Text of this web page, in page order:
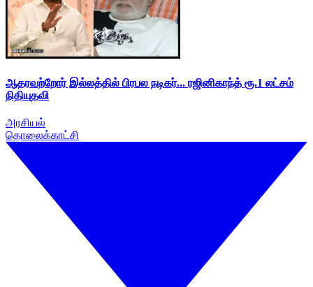
ஆதரவற்றோர் இல்லத்தில் பிரபல நடிகர்... ரஜினிகாந்த் ரூ.1 லட்சம்
நிதியுதவி
அரசியல்
தொலைக்காட்சி